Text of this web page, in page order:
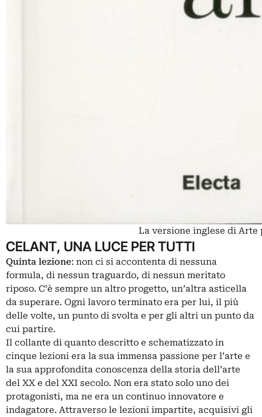
La versione inglese di Arte
CELANT, UNA LUCE PER TUTTI
Quinta lezione: non ci si accontenta di nessuna
formula, di nessun traguardo, di nessun meritato
riposo. C’è sempre un altro progetto, un’altra asticella
da superare. Ogni lavoro terminato era per lui, il più
delle volte, un punto di svolta e per gli altri un punto da
cui partire.
Il collante di quanto descritto e schematizzato in
cinque lezioni era la sua immensa passione per l’arte e
la sua approfondita conoscenza della storia dell’arte
del XX e del XXI secolo. Non era stato solo uno dei
protagonisti, ma ne era un continuo innovatore e
indagatore. Attraverso le lezioni impartite, acquisivi gli